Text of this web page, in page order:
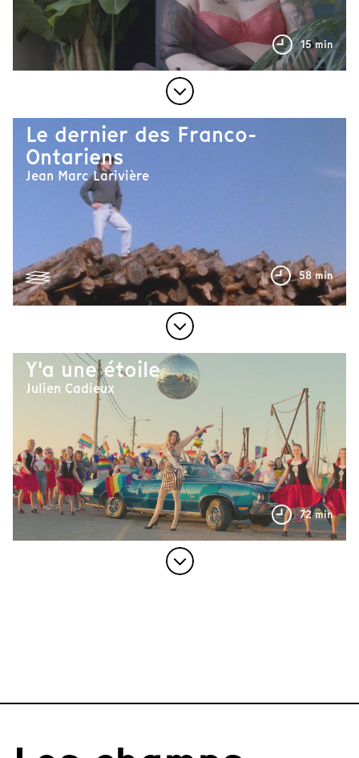
15 min
Le dernier des Franco-
Ontariens
Jean Marc Larivière
58 min
Y'a une étoile
Julien Cadieux
72 min